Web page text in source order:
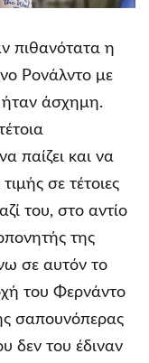
πιθανότατα η
Ρονάλντο με
άσχημη.
παίζει και να
σε τέτοιες
του, στο αντίο
της
σε αυτόν το
του Φερνάντο
σαπουνόπερας
δεν του έδιναν